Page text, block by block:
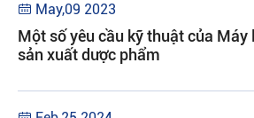
 May,09 2023
Một số yêu cầu kỹ thuật của Máy
sản xuất dược phẩm